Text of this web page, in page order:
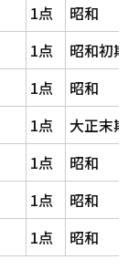
1点
昭和
1点
昭和初期
1点
昭和
1点
大正末
1点
昭和
1点
昭和
1点 昭和